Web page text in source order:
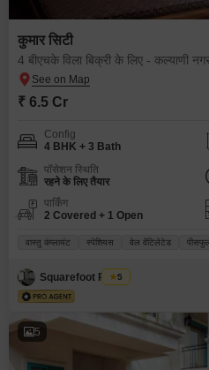
कुमार सिटी
4 बीएचके विला बिक्री के लिए - कल्याणी
₹ 6.5 Cr
Config
4 BHK + 3 Bath
पॉसेशन स्थिति
रहने के लिए तैयार
पार्किंग
2 Covered + 1 Open
वास्तु कंप्लायंट स्पेशियस वेल वेंटिलेटेड
Squarefoot Realty
5
5